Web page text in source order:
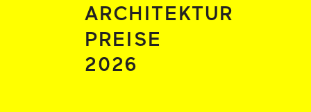
ARCHITEKTUR
PREISE
2026